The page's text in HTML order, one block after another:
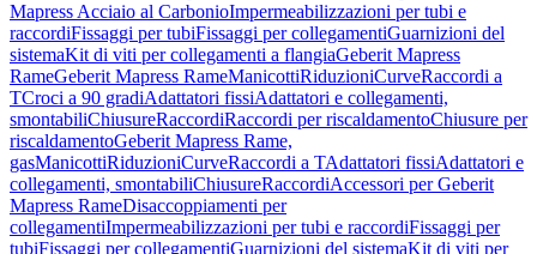
Mapress Acciaio al CarbonioImpermeabilizzazioni per tubi e
raccordiFissaggi per tubiFissaggi per collegamentiGuarnizioni del
sistemaKit di viti per collegamenti a flangiaGeberit Mapress
RameGeberit Mapress RameManicottiRiduzioniCurveRaccordi a
TCroci a 90 gradiAdattatori fissiAdattatori e collegamenti,
smontabiliChiusureRaccordiRaccordi per riscaldamentoChiusure per
riscaldamentoGeberit Mapress Rame,
gasManicottiRiduzioniCurveRaccordi a TAdattatori fissiAdattatori e
collegamenti, smontabiliChiusureRaccordiAccessori per Geberit
Mapress RameDisaccoppiamenti per
collegamentiImpermeabilizzazioni per tubi e raccordiFissaggi per
tubiFissaggi per collegamentiGuarnizioni del sistemaKit di viti per